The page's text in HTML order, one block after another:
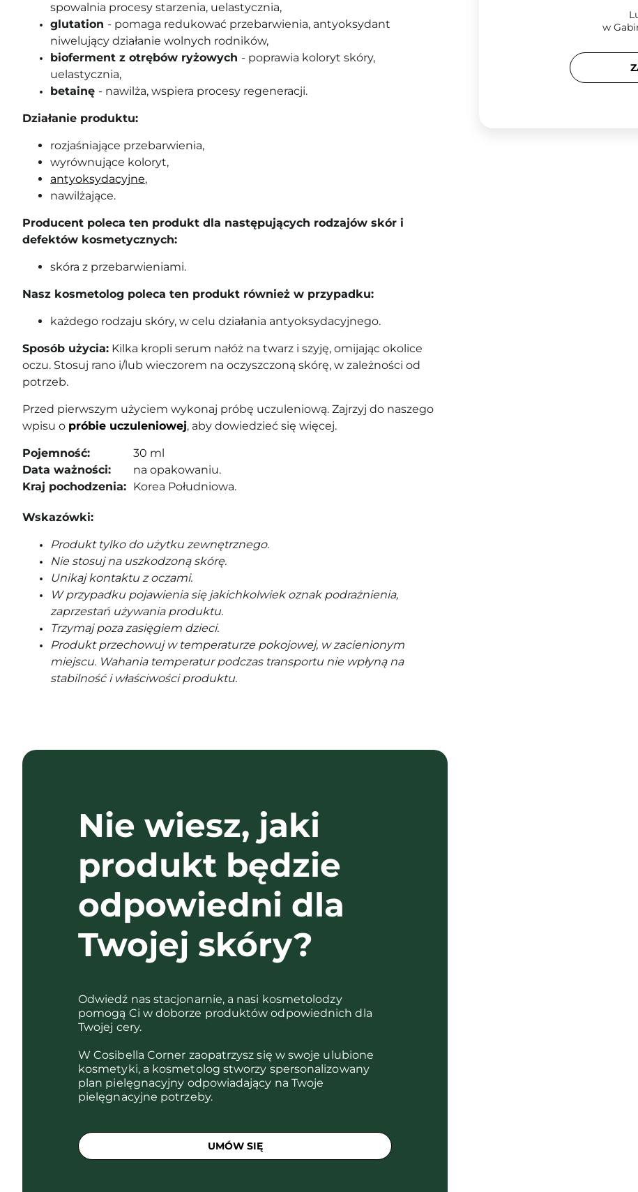
spowalnia procesy starzenia, uelastycznia,
glutation - pomaga redukować przebarwienia, antyoksydant
niwelujący działanie wolnych rodników,
bioferment z otrębów ryżowych - poprawia koloryt skóry,
uelastycznia,
betainę - nawilża, wspiera procesy regeneracji.
Działanie produktu:
rozjaśniające przebarwienia,
wyrównujące koloryt,
antyoksydacyjne,
nawilżające.
Producent poleca ten produkt dla następujących rodzajów skór i
defektów kosmetycznych:
skóra z przebarwieniami.
Nasz kosmetolog poleca ten produkt również w przypadku:
każdego rodzaju skóry, w celu działania antyoksydacyjnego.
Sposób użycia: Kilka kropli serum nałóż na twarz i szyję, omijając okolice
oczu. Stosuj rano i/lub wieczorem na oczyszczoną skórę, w zależności od
potrzeb.
Przed pierwszym użyciem wykonaj próbę uczuleniową. Zajrzyj do naszego
wpisu o próbie uczuleniowej, aby dowiedzieć się więcej.
Pojemność:
30 ml
Data ważności:
na opakowaniu.
Kraj pochodzenia: Korea Południowa.
Wskazówki:
Produkt tylko do użytku zewnętrznego.
Nie stosuj na uszkodzoną skórę.
Unikaj kontaktu z oczami.
W przypadku pojawienia się jakichkolwiek oznak podrażnienia,
zaprzestań używania produktu.
Trzymaj poza zasięgiem dzieci.
Produkt przechowuj w temperaturze pokojowej, w zacienionym
miejscu. Wahania temperatur podczas transportu nie wpłyną na
stabilność i właściwości produktu.
Nie wiesz, jaki
produkt będzie
odpowiedni dla
Twojej skóry?
Odwiedź nas stacjonarnie, a nasi kosmetolodzy
pomogą Ci w doborze produktów odpowiednich dla
Twojej cery.
W Cosibella Corner zaopatrzysz się w swoje ulubione
kosmetyki, a kosmetolog stworzy spersonalizowany
plan pielęgnacyjny odpowiadający na Twoje
pielęgnacyjne potrzeby.
UMÓW SIĘ
w